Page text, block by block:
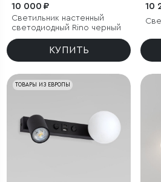
10 000 ₽
Светильник настенный
светодиодный Rino черный
КУПИТЬ
10
ТОВАРЫ ИЗ ЕВРОПЫ